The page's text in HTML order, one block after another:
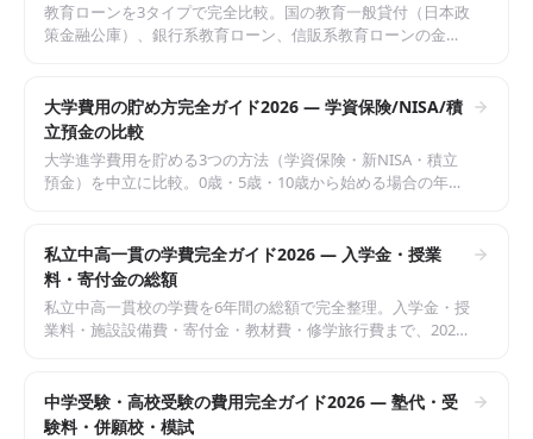
教育ローンを3タイプで完全比較。国の教育一般貸付（日本政
策金融公庫）、銀行系教育ローン、信販系教育ローンの金
大学費用の貯め方完全ガイド2026 — 学資保険/NISA/積
立預金の比較
大学進学費用を貯める3つの方法（学資保険・新NISA・積立
預金）を中立に比較。0歳・5歳・10歳から始める場合の年齢
私立中高一貫の学費完全ガイド2026 — 入学金・授業
料・寄付金の総額
私立中高一貫校の学費を6年間の総額で完全整理。入学金・授
業料・施設設備費・寄付金・教材費・修学旅行費まで、2026
中学受験・高校受験の費用完全ガイド2026 — 塾代・受
験料・併願校・模試